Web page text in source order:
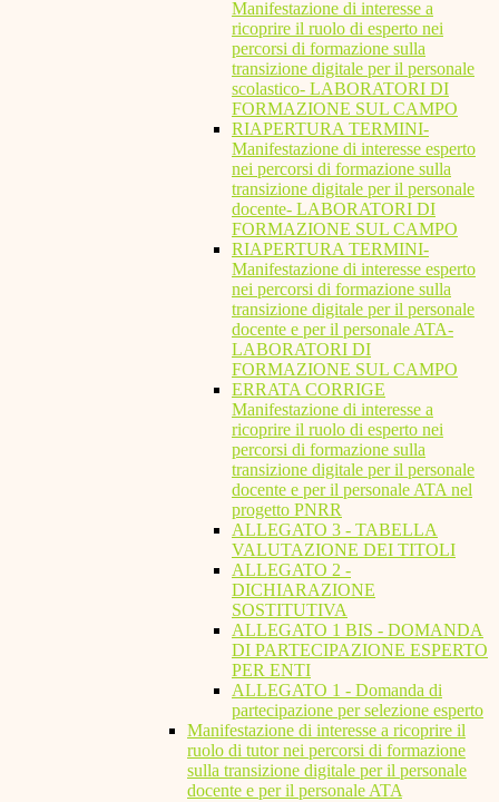
Manifestazione di interesse a
ricoprire il ruolo di esperto nei
percorsi di formazione sulla
transizione digitale per il personale
scolastico- LABORATORI DI
FORMAZIONE SUL CAMPO
RIAPERTURA TERMINI-
Manifestazione di interesse esperto
nei percorsi di formazione sulla
transizione digitale per il personale
docente- LABORATORI DI
FORMAZIONE SUL CAMPO
RIAPERTURA TERMINI-
Manifestazione di interesse esperto
nei percorsi di formazione sulla
transizione digitale per il personale
docente e per il personale ATA-
LABORATORI DI
FORMAZIONE SUL CAMPO
ERRATA CORRIGE
Manifestazione di interesse a
ricoprire il ruolo di esperto nei
percorsi di formazione sulla
transizione digitale per il personale
docente e per il personale ATA nel
progetto PNRR
ALLEGATO 3 - TABELLA
VALUTAZIONE DEI TITOLI
ALLEGATO 2 -
DICHIARAZIONE
SOSTITUTIVA
ALLEGATO 1 BIS - DOMANDA
DI PARTECIPAZIONE ESPERTO
PER ENTI
ALLEGATO 1 - Domanda di
partecipazione per selezione esperto
Manifestazione di interesse a ricoprire il
ruolo di tutor nei percorsi di formazione
sulla transizione digitale per il personale
docente e per il personale ATA